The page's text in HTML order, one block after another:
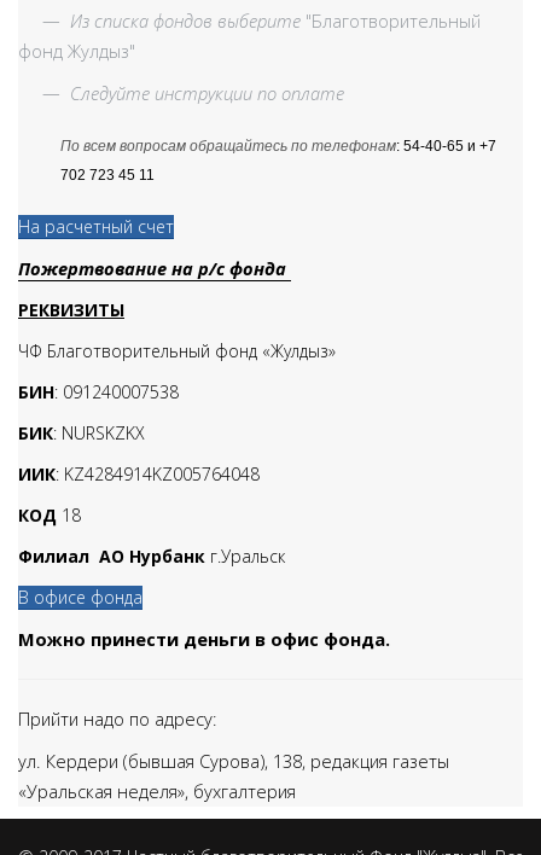
— Из списка фондов выберите "Благотворительный
фонд Жулдыз"
— Следуйте инструкции по оплате
По всем вопросам обращайтесь по телефонам: 54-40-65 и +7
702 723 45 11
На расчетный счет
Пожертвование на р/с фонда
РЕКВИЗИТЫ
ЧФ Благотворительный фонд «Жулдыз»
БИН: 091240007538
БИК: NURSKZKX
ИИК: KZ4284914KZ005764048
КОД 18
Филиал АО Нурбанк г.Уральск
В офисе фонда
Можно принести деньги в офис фонда.
Прийти надо по адресу:
ул. Кердери (бывшая Сурова), 138, редакция газеты
«Уральская неделя», бухгалтерия